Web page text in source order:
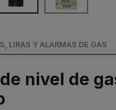
LIRAS Y ALARMAS DE GAS
nivel de